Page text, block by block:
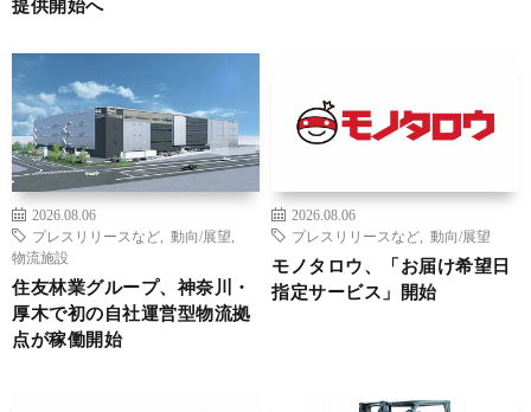
2026.08.06
プレスリリースなど
動向/展望
物流施設
住友林業グループ、神奈川・
厚木で初の自社運営型物流拠
点が稼働開始
2026.08.06
プレスリリースなど
動向/展望
モノタロウ、「お届け希望日
指定サービス」開始